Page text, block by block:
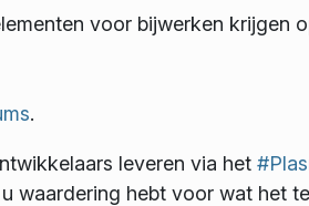
voor bijwerken krijgen
.
leveren via het
waardering hebt voor wat het